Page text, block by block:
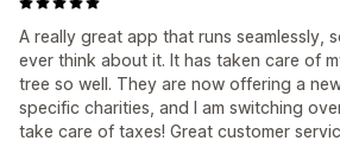
A really great app that runs seamlessly,
ever think about it. It has taken care of
tree so well. They are now offering a
specific charities, and I am switching
take care of taxes! Great customer